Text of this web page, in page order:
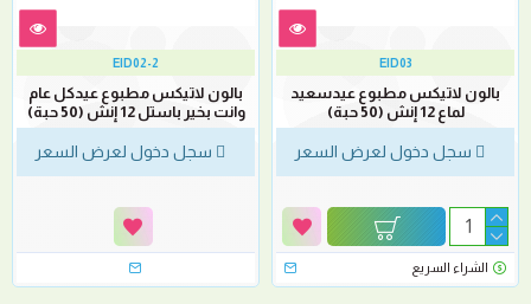
EID03
بالون لاتيكس مطبوع عيدسعيد
لماع 12 إنش (50 حبة)
سجل دخول لعرض السعر
الشراء السريع
EID02-2
بالون لاتيكس مطبوع عيدكل عام
وانت بخير باستل 12 إنش (50 حبة)
سجل دخول لعرض السعر